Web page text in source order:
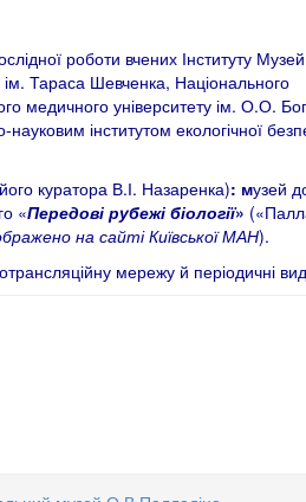
роботи вчених Інституту Музей
ім. Тараса Шевченка, Національного
медичного університету ім. О.О.
науковим інститутом екологічної
куратора В.І. Назаренка): музей
«Передові рубежі біології»
на сайті Київської МАН).
мережу й періодичні